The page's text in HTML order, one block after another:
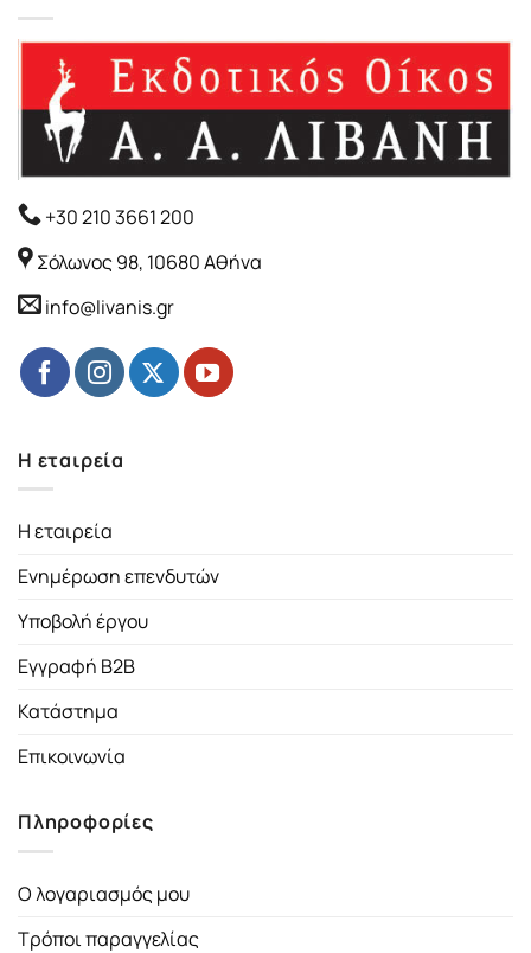
+30 210 3661 200
Σόλωνος 98, 10680 Αθήνα
info@livanis.gr
Η εταιρεία
Η εταιρεία
Ενημέρωση επενδυτών
Υποβολή έργου
Εγγραφή B2B
Κατάστημα
Επικοινωνία
Πληροφορίες
Ο λογαριασμός μου
Τρόποι παραγγελίας